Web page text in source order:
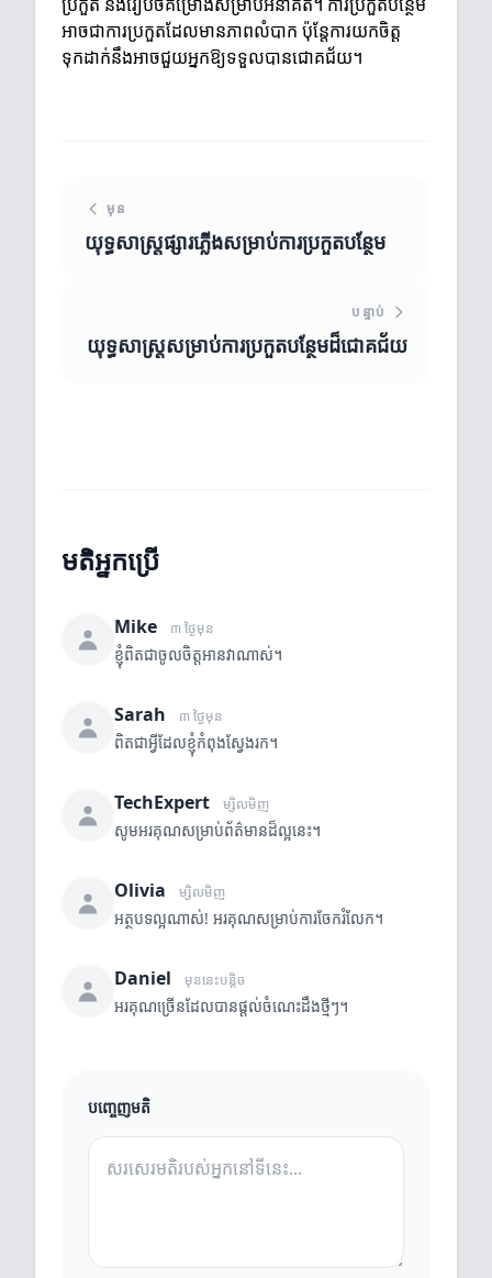
អាចជាការប្រកួតដែលមានភាពលំបាក ប៉ុន្តែការយកចិត្ត
ទុកដាក់នឹងអាចជួយអ្នកឱ្យទទួលបានជោគជ័យ។
មុន
យុទ្ធសាស្ត្រផ្សារភ្លើងសម្រាប់ការប្រកួតបន្ថែម
បន្ទាប់
យុទ្ធសាស្ត្រសម្រាប់ការប្រកួតបន្ថែមដ៏ជោគជ័យ
មតិអ្នកប្រើ
Mike ៣ ថ្ងៃមុន
ខ្ញុំពិតជាចូលចិត្តអានវាណាស់។
Sarah ៣ ថ្ងៃមុន
ពិតជាអ្វីដែលខ្ញុំកំពុងស្វែងរក។
TechExpert ម្សិលមិញ
សូមអរគុណសម្រាប់ព័ត៌មានដ៏ល្អនេះ។
Olivia ម្សិលមិញ
អត្ថបទល្អណាស់! អរគុណសម្រាប់ការចែករំលែក។
Daniel មុននេះបន្តិច
អរគុណច្រើនដែលបានផ្តល់ចំណេះដឹងថ្មីៗ។
បញ្ចេញមតិ